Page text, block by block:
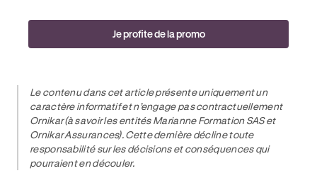
Je profite de la promo
Le contenu dans cet article présente uniquement un
caractère informatif et n’engage pas contractuellement
Ornikar (à savoir les entités Marianne Formation SAS et
Ornikar Assurances). Cette dernière décline toute
responsabilité sur les décisions et conséquences qui
pourraient en découler.